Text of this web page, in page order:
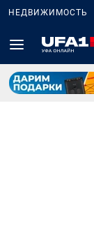
НЕДВИЖИМОСТЬ